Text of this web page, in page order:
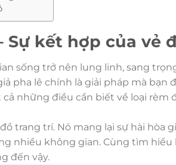
Sự kết hợp của vẻ
sống trở nên lung linh, sang
pha lê chính là giải pháp mà bạn
những điều cần biết về loại
trang trí. Nó mang lại sự hài hòa
nhiều không gian. Cùng tìm hiểu
đến vậy.